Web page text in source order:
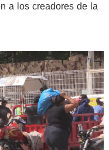
a los creadores de la